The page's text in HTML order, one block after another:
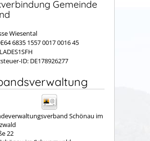
Gemeinde
Wiesental
6835 1557 0017 0016 45
ID: DE178926277
Schönau im
22